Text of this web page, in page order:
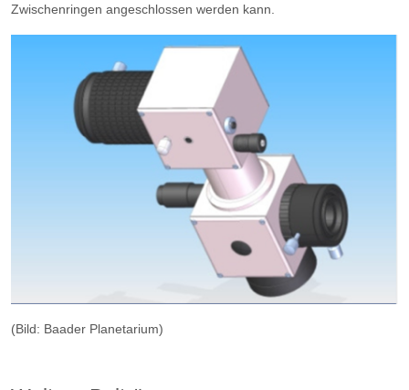
Zwischenringen angeschlossen werden kann.
(Bild: Baader Planetarium)